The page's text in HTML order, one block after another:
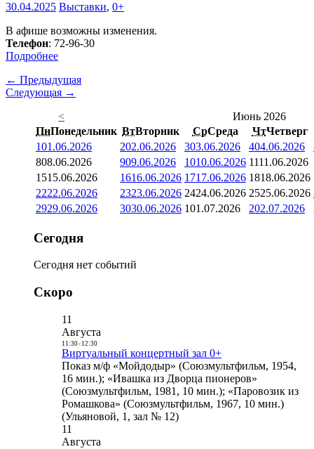
30.04.2025 Выставки, 0+
В афише возможны изменения.
Телефон: 72-96-30
Подробнее
← Предыдущая
Следующая →
<
Июнь 2026
ПнПонедельник ВтВторник СрСреда ЧтЧетверг
101.06.2026 202.06.2026 303.06.2026 404.06.2026
808.06.2026 909.06.2026 1010.06.2026 1111.06.2026
1515.06.2026 1616.06.2026 1717.06.2026 1818.06.2026
2222.06.2026 2323.06.2026 2424.06.2026 2525.06.2026
2929.06.2026 3030.06.2026 101.07.2026 202.07.2026
Сегодня
Сегодня нет событий
Скоро
11
Августа
11:30- 12:30
Виртуальный концертный зал 0+
Показ м/ф «Мойдодыр» (Союзмультфильм, 1954,
16 мин.); «Ивашка из Дворца пионеров»
(Союзмультфильм, 1981, 10 мин.); «Паровозик из
Ромашкова» (Союзмультфильм, 1967, 10 мин.)
(Ульяновой, 1, зал № 12)
11
Августа